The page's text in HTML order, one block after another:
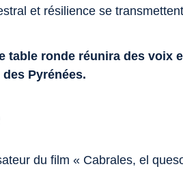
et résilience se
table ronde réunira des voix
Pyrénées.
du film « Cabrales, el